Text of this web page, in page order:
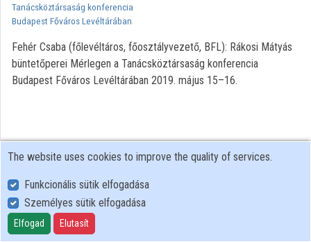
Tanácsköztársaság konferencia
Budapest Főváros Levéltárában
Fehér Csaba (főlevéltáros, főosztályvezető, BFL): Rákosi Mátyás
büntetőperei Mérlegen a Tanácsköztársaság konferencia
Budapest Főváros Levéltárában 2019. május 15–16.
User Policy
Adatkezelési tájékoztató (en)
Cookie Policy
The website uses cookies to improve the quality of services.
Funkcionális sütik elfogadása
Személyes sütik elfogadása
Elfogad Elutasít